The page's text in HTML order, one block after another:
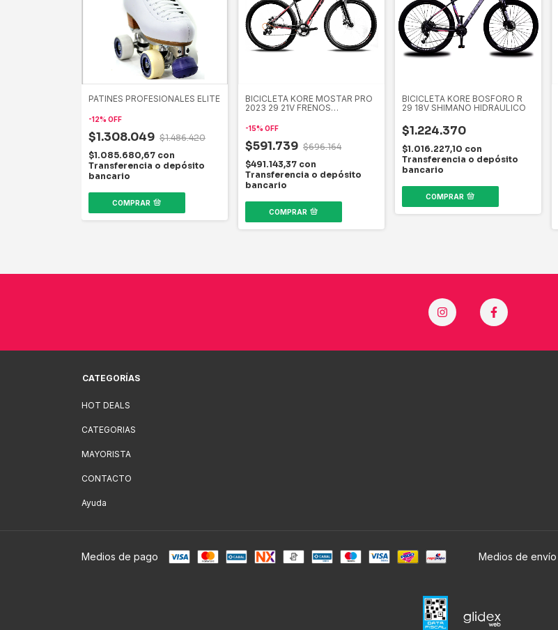
PATINES PROFESIONALES ELITE
-12% OFF
$1.308.049 $1.486.420
$1.085.680,67 con
Transferencia o depósito
bancario
COMPRAR
BICICLETA KORE MOSTAR PRO
2023 29 21V FRENOS
-15% OFF
$591.739 $696.164
$491.143,37 con
Transferencia o depósito
bancario
COMPRAR
BICICLETA KORE BOSFORO R
29 18V SHIMANO HIDRAULICO
$1.224.370
$1.016.227,10 con
Transferencia o depósito
bancario
COMPRAR
CATEGORÍAS
HOT DEALS
CATEGORIAS
MAYORISTA
CONTACTO
Ayuda
Medios de pago Medios de envío